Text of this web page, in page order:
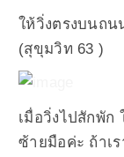
ให้วิ่งตรงบนถน
(สุขุมวิท 63 )
เมื่อวิ่งไปสักพัก
ซ้ายมือค่ะ ถ้าเ